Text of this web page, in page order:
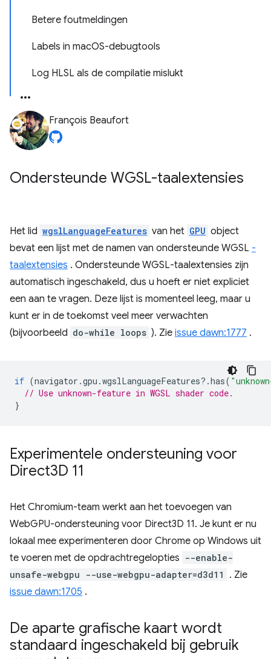
Betere foutmeldingen
Labels in macOS-debugtools
Log HLSL als de compilatie mislukt
François Beaufort
Ondersteunde WGSL-taalextensies
Het lid wgslLanguageFeatures van het GPU object
bevat een lijst met de namen van ondersteunde WGSL -
taalextensies . Ondersteunde WGSL-taalextensies zijn
automatisch ingeschakeld, dus u hoeft er niet expliciet
een aan te vragen. Deze lijst is momenteel leeg, maar u
kunt er in de toekomst veel meer verwachten
(bijvoorbeeld do-while loops ). Zie issue dawn:1777 .
if (navigator .gpu .wgslLanguageFeatures? .has(
// Use unknown-feature in WGSL shader code.
}
Experimentele ondersteuning voor
Direct3D 11
Het Chromium-team werkt aan het toevoegen van
WebGPU-ondersteuning voor Direct3D 11. Je kunt er nu
lokaal mee experimenteren door Chrome op Windows uit
te voeren met de opdrachtregelopties --enable-
unsafe-webgpu --use-webgpu-adapter=d3d11
. Zie
issue dawn:1705 .
De aparte grafische kaart wordt
standaard ingeschakeld bij gebruik